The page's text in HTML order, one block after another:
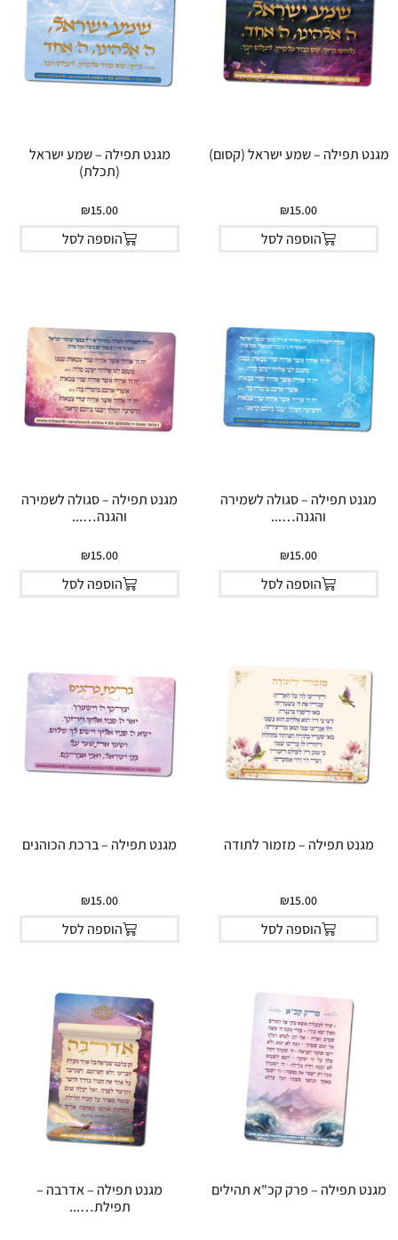
מגנט תפילה – שמע ישראל (קסום)
₪15.00
הוספה לסל
מגנט תפילה – שמע ישראל
(תכלת)
₪15.00
הוספה לסל
מגנט תפילה – סגולה לשמירה
והגנה…...
₪15.00
הוספה לסל
מגנט תפילה – סגולה לשמירה
והגנה…...
₪15.00
הוספה לסל
מגנט תפילה – מזמור לתודה
₪15.00
הוספה לסל
מגנט תפילה – ברכת הכוהנים
₪15.00
הוספה לסל
מגנט תפילה – פרק קכ"א תהילים
מגנט תפילה – אדרבה –
תפילת…...